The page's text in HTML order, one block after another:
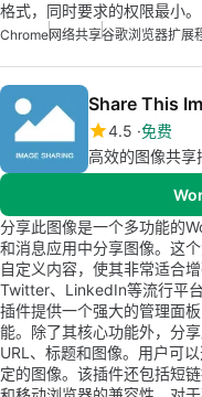
格式，同时要求的权限最小。
Chrome网络共享谷歌浏览器扩展
Share This
4.5 免费
高效的图像共
分享此图像是一个多功能的
和消息应用中分享图像。这
自定义内容，使其非常适合
Twitter、LinkedIn等流行平
插件提供一个强大的管理面
能。除了其核心功能外，分
URL、标题和图像。用户可
定的图像。该插件还包括短